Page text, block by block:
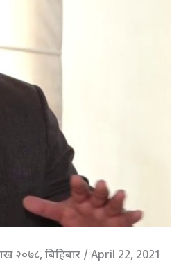
२०७८, बिहिबार / April 22, 2021